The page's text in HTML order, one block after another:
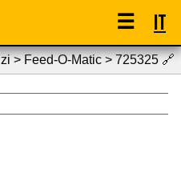
☰ IT
> Feed-O-Matic > 725325🔗